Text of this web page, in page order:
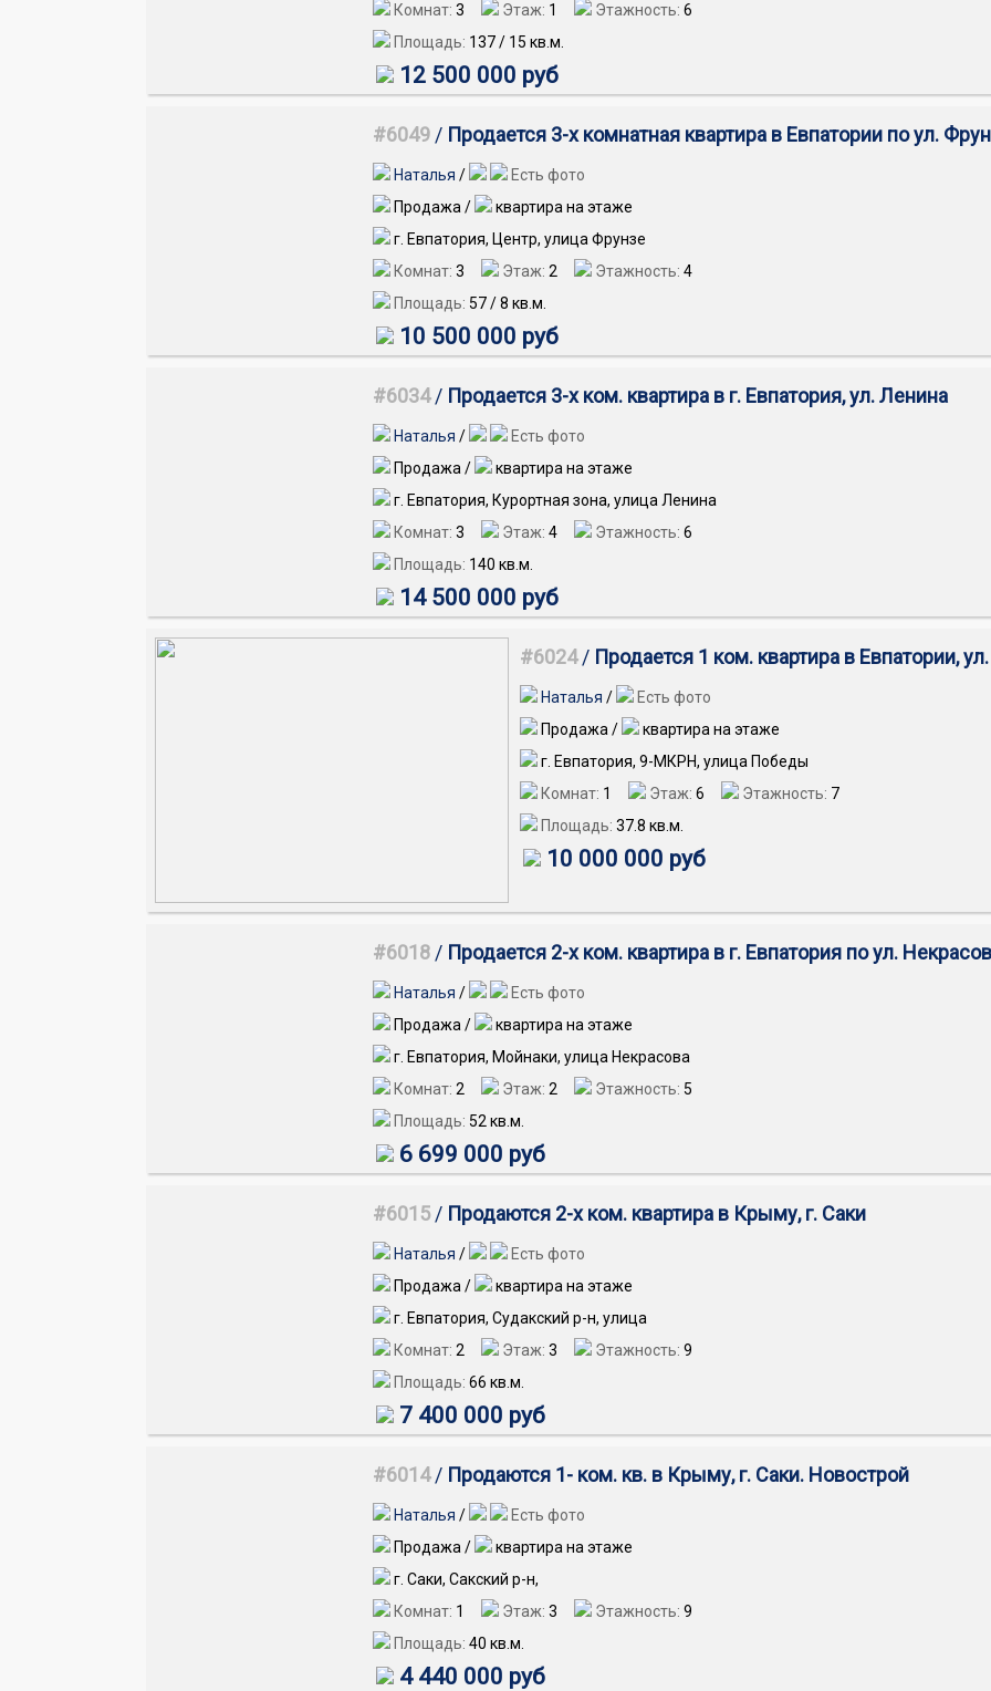
Комнат: 3 Этаж: 1 Этажность: 6
Площадь: 137/ 15 кв.м.
12 500 000 руб
#6049 / Продается 3-х комнатная квартира в Евпатории по ул.
Наталья /
Есть фото
Продажа /
квартира на этаже
г. Евпатория, Центр, улица Фрунзе
Комнат: 3 Этаж: 2 Этажность: 4
Площадь: 57/8 кв.м.
10 500 000 руб
#6034/ Продается 3-х ком. квартира в г. Евпатория, ул. Ленина
Наталья /
Есть фото
Продажа /
квартира на этаже
г. Евпатория, Курортная зона, улица Ленина
Комнат: 3 Этаж: 4 Этажность: 6
Площадь: 140 кв.м.
14 500 000 руб
#6024/ Продается 1 ком. квартира в Евпатории,
Наталья /
Есть фото
Продажа /
квартира на этаже
г. Евпатория, 9-МКРН, улица Победы
Комнат: 1 Этаж: 6 Этажность: 7
Площадь: 37.8 кв.м.
10 000 000 руб
#6018 / Продается 2-х ком. квартира в г. Евпатория по ул.
Наталья /
Есть фото
Продажа /
квартира на этаже
г. Евпатория, Мойнаки, улица Некрасова
Комнат: 2 Этаж: 2 Этажность: 5
Площадь: 52 кв.м.
6 699 000 руб
#6015 / Продаются 2-х ком. квартира в Крыму, г. Саки
Наталья /
Есть фото
Продажа /
квартира на этаже
г. Евпатория, Судакский р-н, улица
Комнат: 2 Этаж: 3 Этажность: 9
Площадь: 66 кв.м.
7 400 000 руб
#6014/ Продаются 1- ком. кв. в Крыму, г. Саки. Новострой
Наталья /
Есть фото
Продажа /
квартира на этаже
г. Саки, Сакский р-н,
Комнат: 1 Этаж: 3 Этажность: 9
Площадь: 40 кв.м.
4 440 000 руб